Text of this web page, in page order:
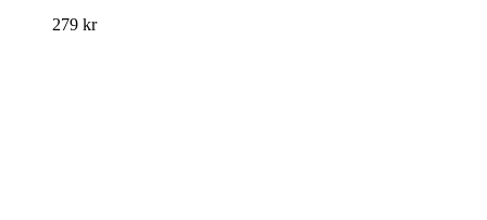
279 kr